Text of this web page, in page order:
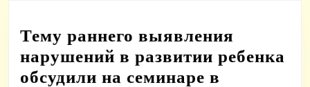
Тему раннего выявления
нарушений в развитии ребенка
обсудили на семинаре в